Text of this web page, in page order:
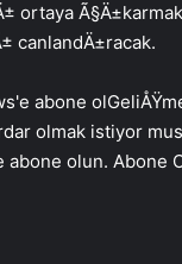
ortaya
canlandÄ±racak.
olmak istiyor
abone olun. Abone